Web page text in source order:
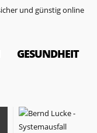
GESUNDHEIT